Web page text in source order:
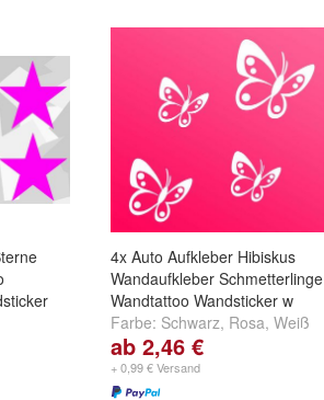
4x Auto Aufkleber Hibiskus
Wandaufkleber Schmetterlinge
Wandtattoo Wandsticker w
Farbe: Schwarz, Rosa, Weiß
und weitere ...
ab 2,46 €
+ 0,99 € Versand